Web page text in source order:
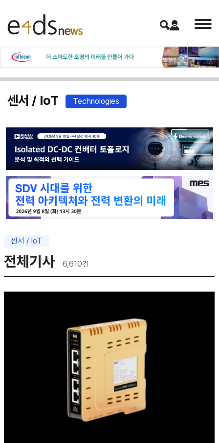
센서 / IoT Technologies
센서 / IoT
전체기사 6,610건